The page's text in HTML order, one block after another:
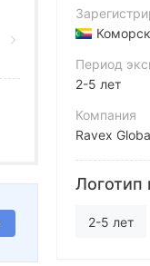
Период
2-5 лет
Компания
Ravex
RAVEX
Логотип
2-5 лет